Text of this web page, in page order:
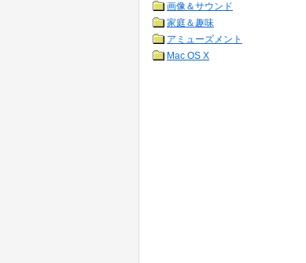
画像＆サウンド
家庭＆趣味
アミューズメント
Mac OS X